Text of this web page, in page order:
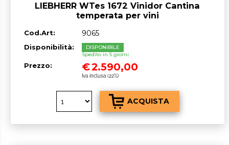
LIEBHERR WTes 1672 Vinidor Cantina
temperata per vini
Cod.Art: 9065
Disponibilità:
DISPONIBILE
Spedito in 5 giorni
Prezzo: €2.590,00
Iva inclusa (22%)